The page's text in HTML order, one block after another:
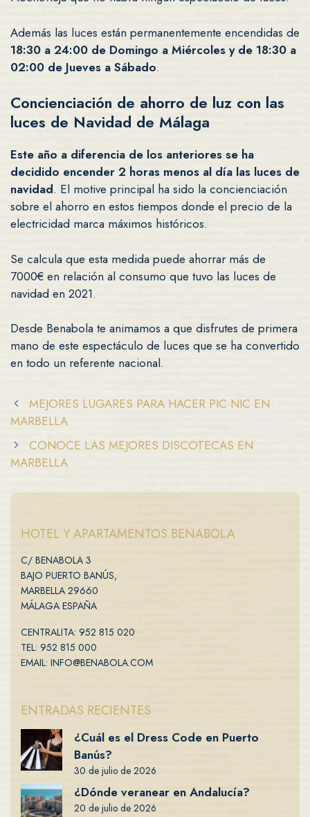
Además las luces están permanentemente encendidas de
18:30 a 24:00 de Domingo a Miércoles y de 18:30 a
02:00 de Jueves a Sábado.
Concienciación de ahorro de luz con las
luces de Navidad de Málaga
Este año a diferencia de los anteriores se ha
decidido encender 2 horas menos al día las luces de
navidad. El motive principal ha sido la concienciación
sobre el ahorro en estos tiempos donde el precio de la
electricidad marca máximos históricos.
Se calcula que esta medida puede ahorrar más de
7000€ en relación al consumo que tuvo las luces de
navidad en 2021.
Desde Benabola te animamos a que disfrutes de primera
mano de este espectáculo de luces que se ha convertido
en todo un referente nacional.
MEJORES LUGARES PARA HACER PIC NIC EN
MARBELLA
CONOCE LAS MEJORES DISCOTECAS EN
MARBELLA
HOTEL Y APARTAMENTOS BENABOLA
C/ BENABOLA 3
BAJO PUERTO BANÚS,
MARBELLA 29660
MÁLAGA ESPAÑA
CENTRALITA: 952 815 020
TEL: 952 815 000
EMAIL: INFO@BENABOLA.COM
ENTRADAS RECIENTES
¿Cuál es el Dress Code en Puerto
Banús?
30 de julio de 2026
¿Dónde veranear en Andalucía?
20 de julio de 2026